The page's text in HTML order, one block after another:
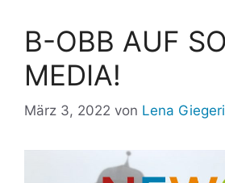
B-OBB AUF
MEDIA!
März 3, 2022 von Lena